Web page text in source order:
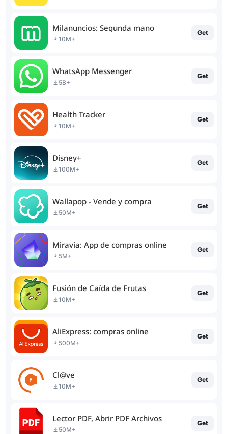
Milanuncios: Segunda mano
10M+
Get
WhatsApp Messenger
5B+
Get
Health Tracker
10M+
Get
Disney+
100M+
Get
Wallapop - Vende y compra
50M+
Get
Miravia: App de compras online
5M+
Get
Fusión de Caída de Frutas
10M+
Get
AliExpress: compras online
500M+
Get
Cl@ve
10M+
Get
Lector PDF, Abrir PDF Archivos
50M+
Get